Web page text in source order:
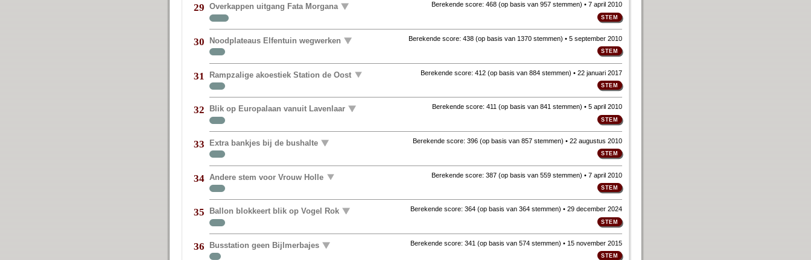
29 Overkappen uitgang Fata Morgana Berekende score: 468(op basis van 957 stemmen) • 7 april 2010
30 Noodplateaus Elfentuin wegwerken Berekende score: 438(op basis van 1370 stemmen) • 5 september 2010
31 Rampzalige akoestiek Station de Oost Berekende score: 412(op basis van 884 stemmen) • 22 januari 2017
32 Blik op Europalaan vanuit Lavenlaar Berekende score: 411 (op basis van 841 stemmen) • 5 april 2010
33 Extra bankjes bij de bushalte Berekende score: 396(op basis van 857 stemmen) • 22 augustus 2010
34 Andere stem voor Vrouw Holle Berekende score: 387(op basis van 559 stemmen) • 7 april 2010
35 Ballon blokkeert blik op Vogel Rok Berekende score: 364(op basis van 364 stemmen) • 29 december 2024
36 Busstation geen Bijlmerbajes Berekende score: 341 (op basis van 574 stemmen) • 15 november 2015